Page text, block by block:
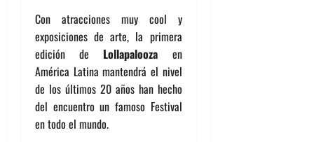
Con atracciones muy cool y
exposiciones de arte, la primera
edición de Lollapalooza en
América Latina mantendrá el nivel
de los últimos 20 años han hecho
del encuentro un famoso Festival
en todo el mundo.